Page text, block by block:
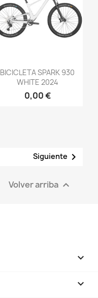
Vista rápida
BICICLETA SPARK 930
WHITE 2024
0,00 €
Siguiente 
Volver arriba 

keyboard_arrow_down